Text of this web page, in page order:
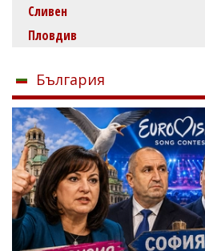
Сливен
Пловдив
България